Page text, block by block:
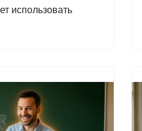
использовать